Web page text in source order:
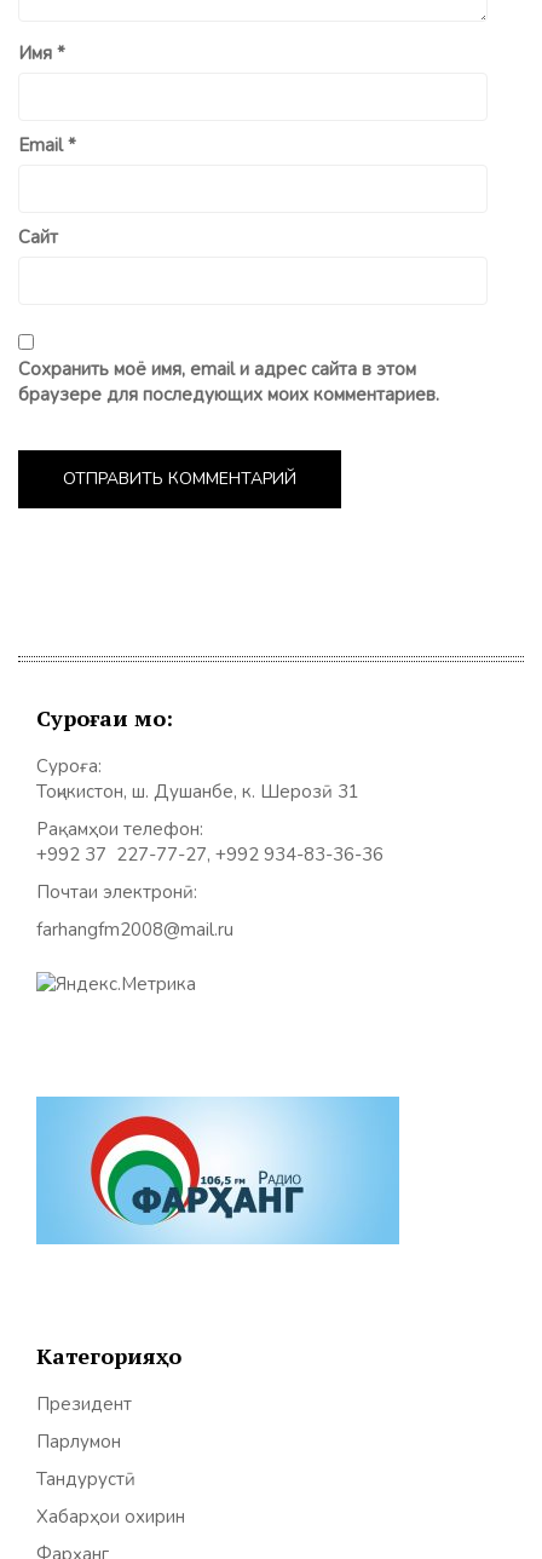
Имя *
Email*
Сайт
Сохранить моё имя, email и адрес сайта в этом
браузере для последующих моих комментариев.
Суроғаи мо:
Суроға:
Тоҷикистон, ш. Душанбе, к. Шерозӣ 31
Рақамҳои телефон:
+992 37 227-77-27, +992 934-83-36-36
Почтаи электронӣ:
farhangfm2008@mail.ru
Категорияҳо
Президент
Парлумон
Тандурустӣ
Хабарҳои охирин
Фарҳанг